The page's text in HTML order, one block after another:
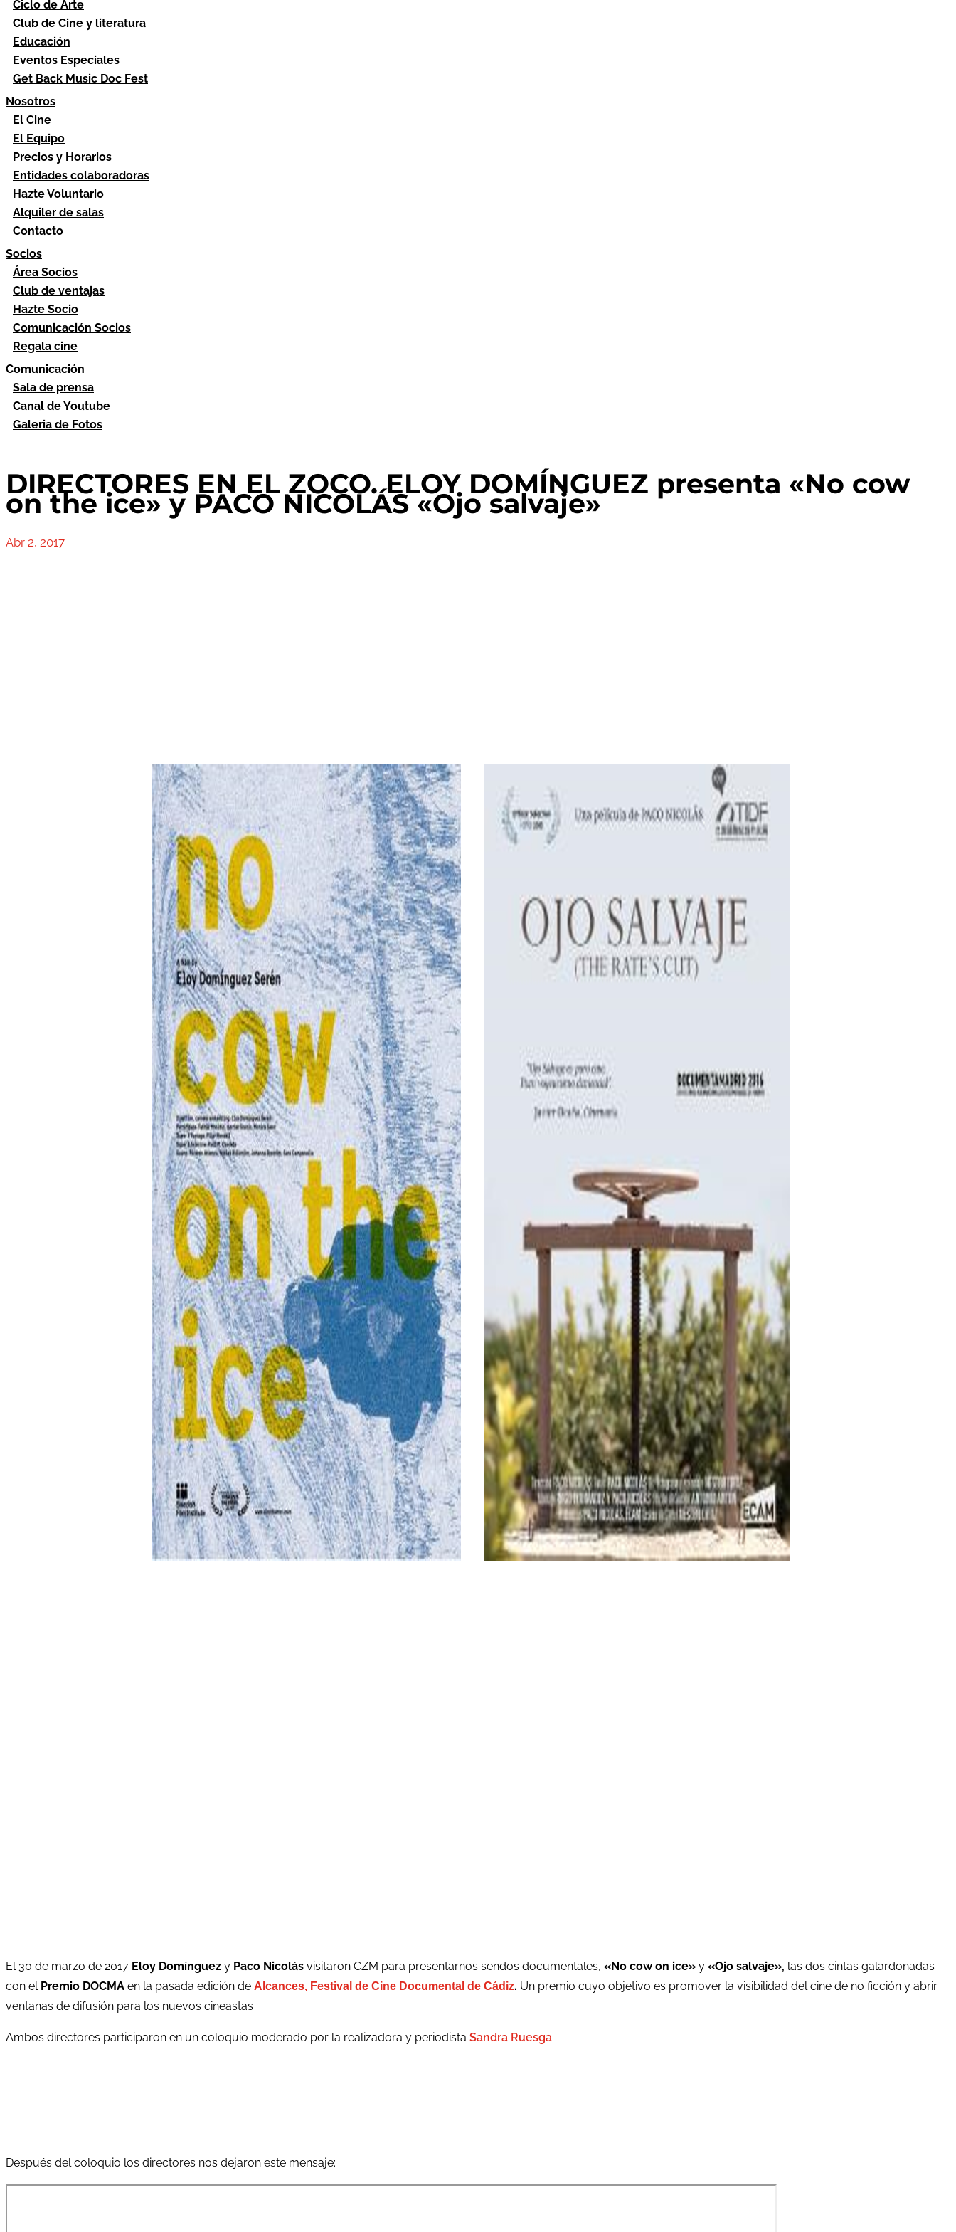
Ciclo de Arte
Club de Cine y literatura
Educación
Eventos Especiales
Get Back Music Doc Fest
Nosotros
El Cine
El Equipo
Precios y Horarios
Entidades colaboradoras
Hazte Voluntario
Alquiler de salas
Contacto
Socios
Área Socios
Club de ventajas
Hazte Socio
Comunicación Socios
Regala cine
Comunicación
Sala de prensa
Canal de Youtube
Galeria de Fotos
DIRECTORES EN EL ZOCO. ELOY DOMÍNGUEZ presenta «No cow
on the ice» y PACO NICOLÁS «Ojo salvaje»
Abr 2, 2017
El 30 de marzo de 2017 Eloy Domínguez y Paco Nicolás visitaron CZM para presentarnos sendos documentales, «No cow on ice» y «Ojo salvaje», las dos cintas galardonadas
con el Premio DOCMA en la pasada edición de Alcances, Festival de Cine Documental de Cádiz. Un premio cuyo objetivo es promover la visibilidad del cine de no ficción y abrir
ventanas de difusión para los nuevos cineastas
Ambos directores participaron en un coloquio moderado por la realizadora y periodista Sandra Ruesga.
Después del coloquio los directores nos dejaron este mensaje: